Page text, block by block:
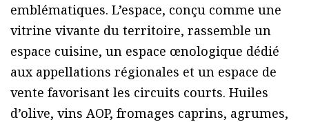
emblématiques. L’espace, conçu comme une
vitrine vivante du territoire, rassemble un
espace cuisine, un espace œnologique dédié
aux appellations régionales et un espace de
vente favorisant les circuits courts. Huiles
d’olive, vins AOP, fromages caprins, agrumes,